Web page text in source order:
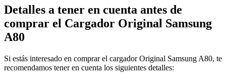
Detalles a tener en cuenta antes de
comprar el Cargador Original Samsung
A80
Si estás interesado en comprar el cargador Original Samsung A80, te
recomendamos tener en cuenta los siguientes detalles: